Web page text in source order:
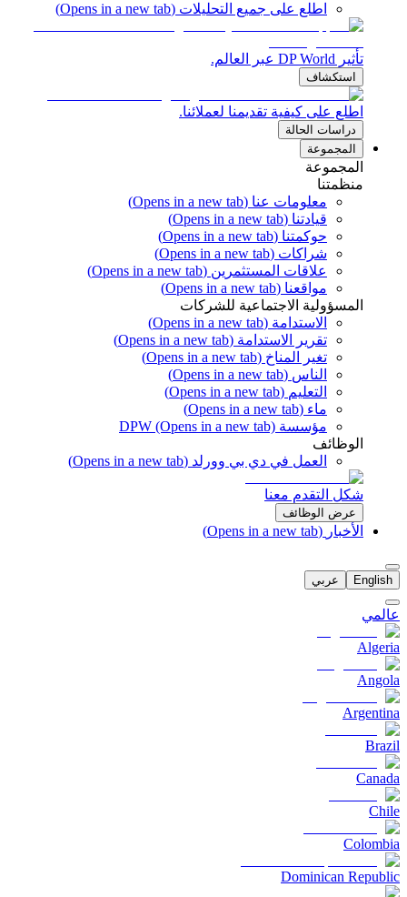
اطلع على جميع التحليلات (Opens in a new tab)
تأثير DP World عبر العالم.
استكشاف
اطلع على كيفية تقديمنا لعملائنا.
دراسات الحالة
المجموعة
المجموعة
منظمتنا
معلومات عنا (Opens in a new tab)
قيادتنا (Opens in a new tab)
حوكمتنا (Opens in a new tab)
شراكات (Opens in a new tab)
علاقات المستثمرين (Opens in a new tab)
مواقعنا (Opens in a new tab)
المسؤولية الاجتماعية للشركات
الاستدامة (Opens in a new tab)
تقرير الاستدامة (Opens in a new tab)
تغير المناخ (Opens in a new tab)
الناس (Opens in a new tab)
التعليم (Opens in a new tab)
ماء (Opens in a new tab)
مؤسسة DPW (Opens in a new tab)
الوظائف
العمل في دي بي وورلد (Opens in a new tab)
شكل التقدم معنا
عرض الوظائف
الأخبار (Opens in a new tab)
English عربي
عالمي
Algeria
Angola
Argentina
Brazil
Canada
Chile
Colombia
Dominican Republic